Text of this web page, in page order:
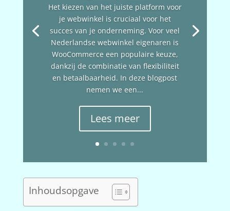
Het kiezen van het juiste platform voor
je webwinkel is cruciaal voor het
succes van je onderneming. Voor veel
Nederlandse webwinkel eigenaren is
WooCommerce een populaire keuze,
dankzij de combinatie van flexibiliteit
en betaalbaarheid. In deze blogpost
nemen we een...
Lees meer
Inhoudsopgave